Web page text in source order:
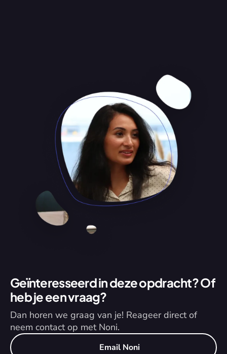
Geïnteresseerd in deze opdracht? Of
heb je een vraag?
Dan horen we graag van je! Reageer direct of
neem contact op met Noni.
Email Noni